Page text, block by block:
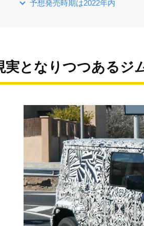
予想発売時期は2022年内
実となりつつあるジ